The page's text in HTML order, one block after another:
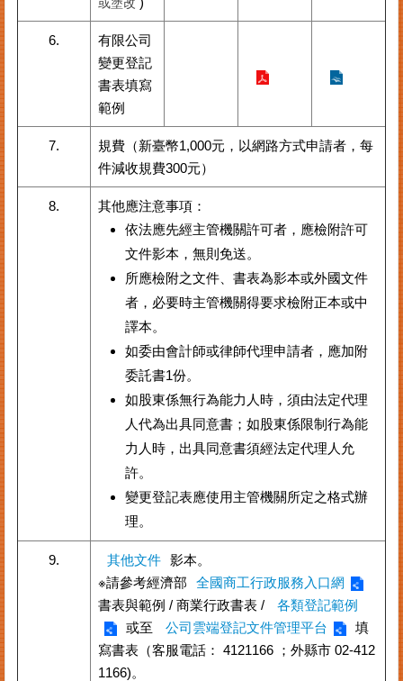
市
6.
有限公司
變更登記
書表填寫
範例
7.
規費（新臺幣1,000元，以網路方式申請者，每
件減收規費300元）
8.
其他應注意事項：
依法應先經主管機關許可者，應檢附許可
文件影本，無則免送。
所應檢附之文件、書表為影本或外國文件
者，必要時主管機關得要求檢附正本或中
譯本。
如委由會計師或律師代理申請者，應加附
委託書1份。
如股東係無行為能力人時，須由法定代理
人代為出具同意書；如股東係限制行為能
力人時，出具同意書須經法定代理人允
許。
變更登記表應使用主管機關所定之格式辦
理。
9. 其他文件 影本。
※請參考經濟部
全國商工行政服務入口網
書表與範例 / 商業行政書表 /
各類登記範例
或至
公司雲端登記文件管理平台
填
寫書表（客服電話： 4121166 ；外縣市 02-412
1166)。